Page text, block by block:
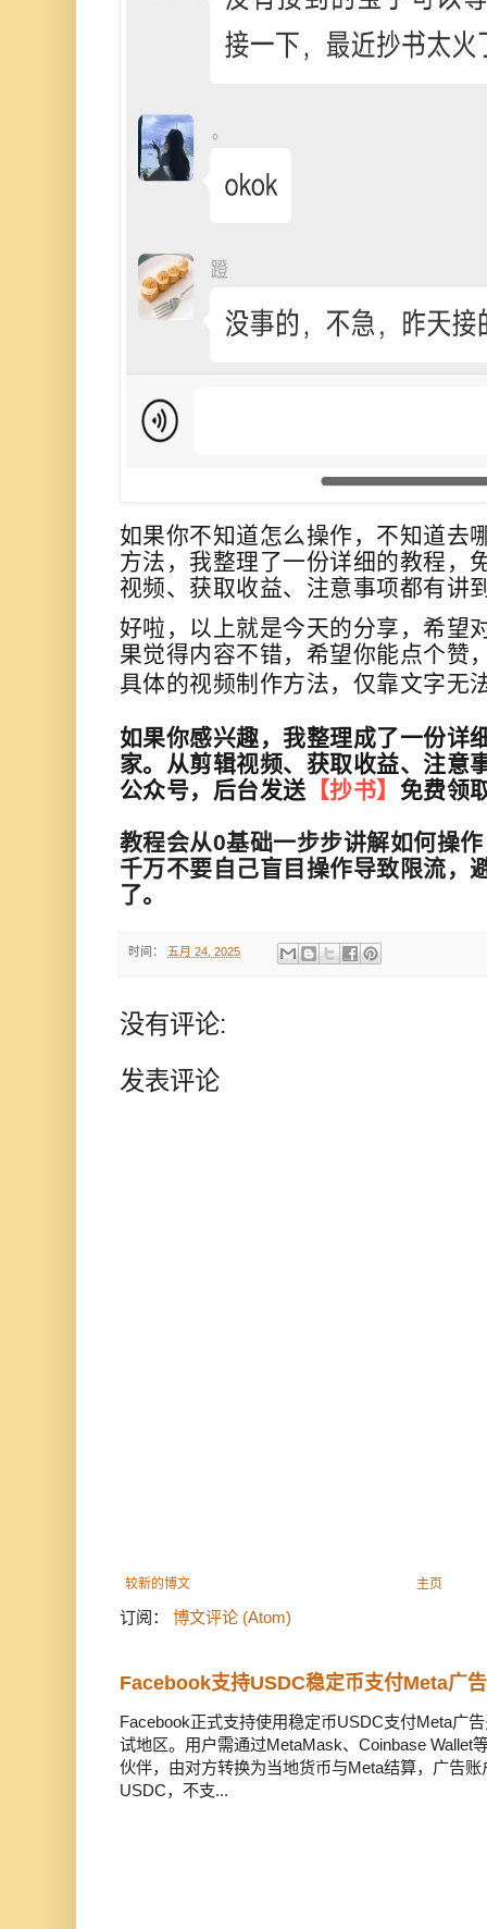
如果你不知道怎么操作，不知道去
方法，我整理了一份详细的教程，
视频、获取收益、注意事项都有讲
好啦，以上就是今天的分享，希望
果觉得内容不错，希望你能点个赞
具体的视频制作方法，仅靠文字无
如果你感兴趣，我整理成了一份详
家。 从剪辑视频、获取收益、注意
公众号，后台发送 【抄书】 免费领
教程会从0基础一步步讲解如何操
千万不要自己盲目操作导致限流，
了。
时间： 五月 24, 2025
没有评论:
发表评论
较新的博文 主页
订阅： 博文评论 (Atom)
Facebook支持USDC稳定币支付Meta广
Facebook正式支持使用稳定币USDC支付Meta广
试地区。用户需通过MetaMask、Coinbase Wallet
伙伴，由对方转换为当地货币与Meta结算，广告
USDC，不支...